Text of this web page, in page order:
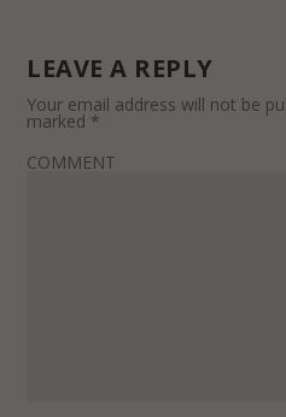
LEAVE A REPLY
Your email address will not be
marked *
COMMENT